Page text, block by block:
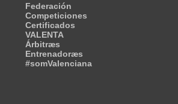
Federación
Competiciones
Certificados
VALENTA
Árbitræs
Entrenadoræs
#somValenciana